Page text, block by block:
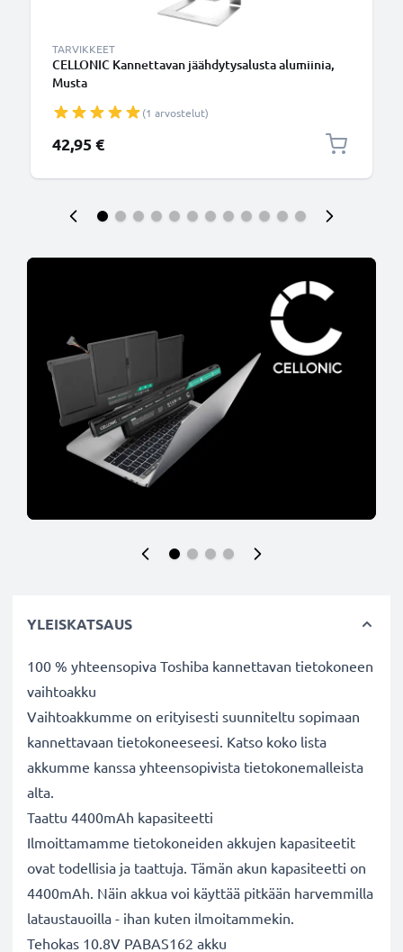
TARVIKKEET
CELLONIC Kannettavan jäähdytysalusta alumiinia,
Musta
(1 arvostelut)
42,95 €
YLEISKATSAUS
100 % yhteensopiva Toshiba kannettavan tietokoneen
vaihtoakku
Vaihtoakkumme on erityisesti suunniteltu sopimaan
kannettavaan tietokoneeseesi. Katso koko lista
akkumme kanssa yhteensopivista tietokonemalleista
alta.
Taattu 4400mAh kapasiteetti
Ilmoittamamme tietokoneiden akkujen kapasiteetit
ovat todellisia ja taattuja. Tämän akun kapasiteetti on
4400mAh. Näin akkua voi käyttää pitkään harvemmilla
lataustauoilla - ihan kuten ilmoitammekin.
Tehokas 10.8V PABAS162 akku